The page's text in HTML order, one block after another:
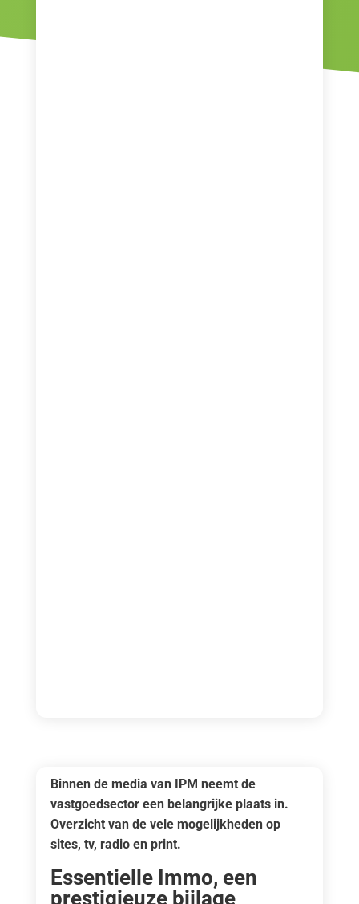
Binnen de media van IPM neemt de
vastgoedsector een belangrijke plaats in.
Overzicht van de vele mogelijkheden op
sites, tv, radio en print.
Essentielle Immo, een
prestigieuze bijlage